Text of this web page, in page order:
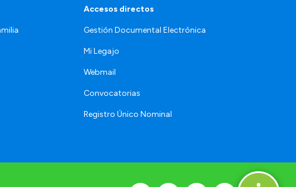
Accesos directos
Gestión Documental Electrónica
Mi Legajo
Webmail
Convocatorias
Registro Único Nominal